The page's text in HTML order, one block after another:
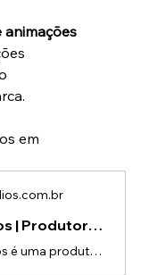
animações
em
Lou Studios | Produtora de vídeos
A Lou Studios é uma produtora de vídeos, especializada em motion design, animação 2D e 3D. Temos o vídeo certo para suas redes sociais!